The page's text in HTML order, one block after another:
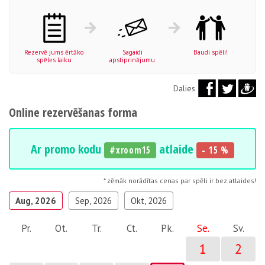
Rezervē jums ērtāko
spēles laiku
Sagaidi
apstiprinājumu
Baudi spēli!
Dalies
Online rezervēšanas forma
Ar promo kodu #xroom15 atlaide - 15 %
* zēmāk norādītas cenas par spēli ir bez atlaides!
Aug, 2026 Sep, 2026 Okt, 2026
Pr. Ot. Tr. Ct. Pk. Se. Sv.
1
2